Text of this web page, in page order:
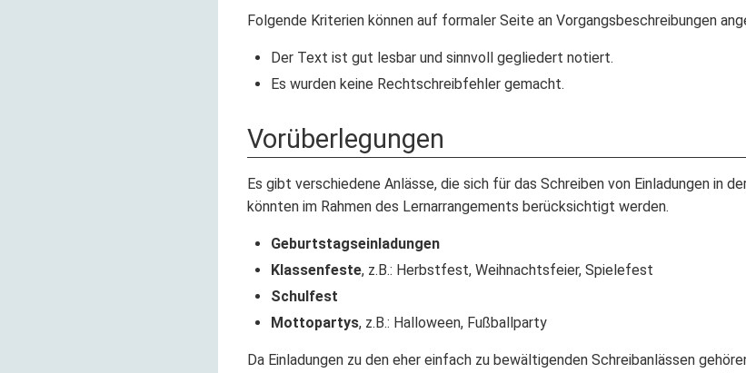
Folgende Kriterien können auf formaler Seite an Vorgangsbeschreibungen
Der Text ist gut lesbar und sinnvoll gegliedert notiert.
Es wurden keine Rechtschreibfehler gemacht.
Vorüberlegungen
Es gibt verschiedene Anlässe, die sich für das Schreiben von Einladungen in
könnten im Rahmen des Lernarrangements berücksichtigt werden.
Geburtstagseinladungen
Klassenfeste, z.B.: Herbstfest, Weihnachtsfeier, Spielefest
Schulfest
Mottopartys, z.B.: Halloween, Fußballparty
Da Einladungen zu den eher einfach zu bewältigenden Schreibanlässen